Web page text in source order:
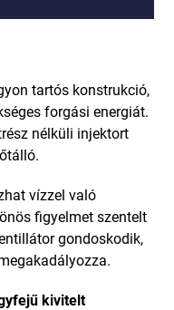
tartós konstrukció,
forgási energiát.
nélküli injektort
vízzel való
figyelmet szentelt
gondoskodik,
kivitelt